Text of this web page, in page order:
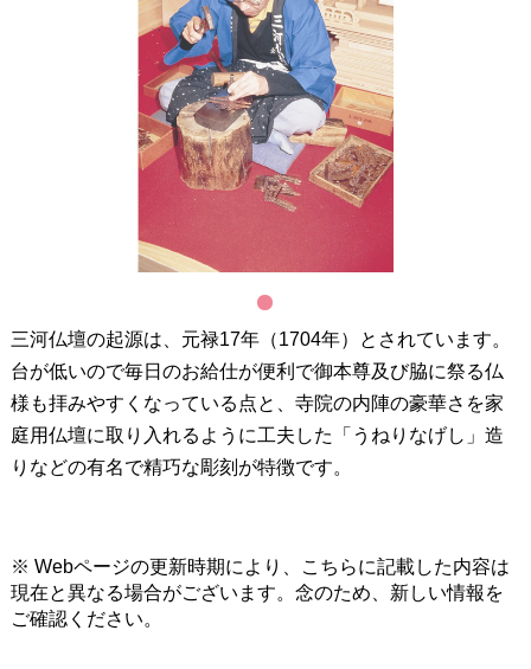
三河仏壇の起源は、元禄17年（1704年）とされています。
台が低いので毎日のお給仕が便利で御本尊及び脇に祭る仏
様も拝みやすくなっている点と、寺院の内陣の豪華さを家
庭用仏壇に取り入れるように工夫した「うねりなげし」造
りなどの有名で精巧な彫刻が特徴です。
※ Webページの更新時期により、こちらに記載した内容は
現在と異なる場合がございます。念のため、新しい情報を
ご確認ください。